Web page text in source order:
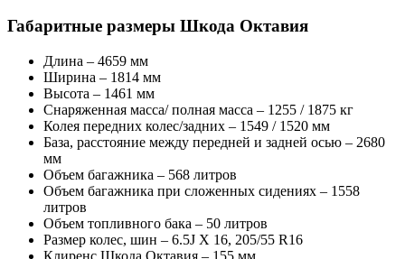
Габаритные размеры Шкода Октавия
Длина – 4659 мм
Ширина – 1814 мм
Высота – 1461 мм
Снаряженная масса/ полная масса – 1255 / 1875 кг
Колея передних колес/задних – 1549 / 1520 мм
База, расстояние между передней и задней осью – 2680
мм
Объем багажника – 568 литров
Объем багажника при сложенных сидениях – 1558
литров
Объем топливного бака – 50 литров
Размер колес, шин – 6.5J X 16, 205/55 R16
Клиренс Шкода Октавия – 155 мм